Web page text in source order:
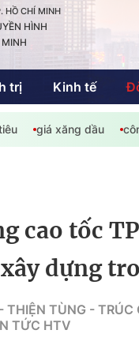
HỒ CHÍ MINH
HÌNH
trị Kinh tế
Văn hóa - Giải
Phóng sự
giá xăng dầu
cao tốc
dựng
TÙNG - TRÚC
TỨC HTV